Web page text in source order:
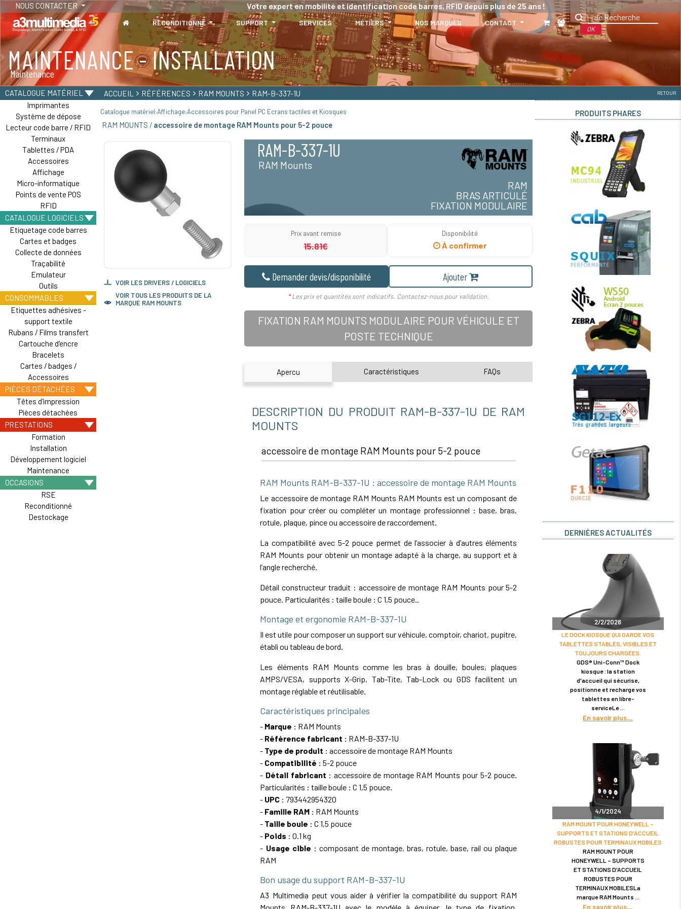
NOUS CONTACTER Votre expert en mobilité et identification code barres, RFID depuis plus de 25 ans !
RECONDITIONNÉ SUPPORT SERVICES MÉTIERS NOS MARQUES CONTACT
OK
MAINTENANCE - INSTALLATION
Maintenance
TABLETTES
Tablettes durcies - Étanches - Résistantes
CATALOGUE MATÉRIEL
Imprimantes
Système de dépose
Lecteur code barre / RFID
Terminaux
Tablettes / PDA
Accessoires
Affichage
Micro-informatique
Points de vente POS
RFID
CATALOGUE LOGICIELS
Etiquetage code barres
Cartes et badges
Collecte de données
Traçabilité
Emulateur
Outils
CONSOMMABLES
Etiquettes adhésives -
support textile
Rubans / Films transfert
Cartouche d'encre
Bracelets
Cartes / badges /
Accessoires
PIÈCES DÉTACHÉES
Têtes d'impression
Pièces détachées
PRESTATIONS
Formation
Installation
Développement logiciel
Maintenance
OCCASIONS
RSE
Reconditionné
Destockage
ACCUEIL RÉFÉRENCES RAM MOUNTS RAM-B-337-1U RETOUR
Catalogue matériel Affichage Accessoires pour Panel PC Ecrans tactiles et Kiosques
RAM MOUNTS / accessoire de montage RAM Mounts pour 5-2 pouce
VOIR LES DRIVERS / LOGICIELS
VOIR TOUS LES PRODUITS DE LA
MARQUE RAM MOUNTS
RAM-B-337-1U
RAM Mounts
RAM
BRAS ARTICULÉ
FIXATION MODULAIRE
Prix avant remise
15.81€
Disponibilité
À confirmer
Demander devis/disponibilité Ajouter
*Les prix et quantités sont indicatifs. Contactez-nous pour validation.
FIXATION RAM MOUNTS MODULAIRE POUR VÉHICULE ET
POSTE TECHNIQUE
Apercu Caractéristiques FAQs
DESCRIPTION DU PRODUIT RAM-B-337-1U DE RAM
MOUNTS
accessoire de montage RAM Mounts pour 5-2 pouce
RAM Mounts RAM-B-337-1U : accessoire de montage RAM Mounts
Le accessoire de montage RAM Mounts RAM Mounts est un composant de
fixation pour créer ou compléter un montage professionnel : base, bras,
rotule, plaque, pince ou accessoire de raccordement.
La compatibilité avec 5-2 pouce permet de l’associer à d’autres éléments
RAM Mounts pour obtenir un montage adapté à la charge, au support et à
l’angle recherché.
Détail constructeur traduit : accessoire de montage RAM Mounts pour 5-2
pouce. Particularités : taille boule : C 1,5 pouce..
Montage et ergonomie RAM-B-337-1U
Il est utile pour composer un support sur véhicule, comptoir, chariot, pupitre,
établi ou tableau de bord.
Les éléments RAM Mounts comme les bras à douille, boules, plaques
AMPS/VESA, supports X-Grip, Tab-Tite, Tab-Lock ou GDS facilitent un
montage réglable et réutilisable.
Caractéristiques principales
- Marque : RAM Mounts
- Référence fabricant : RAM-B-337-1U
- Type de produit : accessoire de montage RAM Mounts
- Compatibilité : 5-2 pouce
- Détail fabricant : accessoire de montage RAM Mounts pour 5-2 pouce.
Particularités : taille boule : C 1,5 pouce.
- UPC : 793442954320
- Famille RAM : RAM Mounts
- Taille boule : C 1,5 pouce
- Poids : 0.1 kg
- Usage cible : composant de montage, bras, rotule, base, rail ou plaque
RAM
Bon usage du support RAM-B-337-1U
A3 Multimedia peut vous aider à vérifier la compatibilité du support RAM
PRODUITS PHARES
DERNIÈRES ACTUALITÉS
2/2/2026
LE DOCK KIOSQUE QUI GARDE VOS
TABLETTES STABLES, VISIBLES ET
TOUJOURS CHARGÉES.
GDS® Uni-Conn™ Dock
kiosque : la station
d'accueil qui sécurise,
positionne et recharge vos
tablettes en libre-
serviceLe
En savoir plus
4/1/2024
RAM MOUNT POUR HONEYWELL –
SUPPORTS ET STATIONS D'ACCUEIL
ROBUSTES POUR TERMINAUX MOBILES
RAM MOUNT POUR
HONEYWELL – SUPPORTS
ET STATIONS D'ACCUEIL
ROBUSTES POUR
TERMINAUX MOBILESLa
marque RAM Mounts
En savoir plus